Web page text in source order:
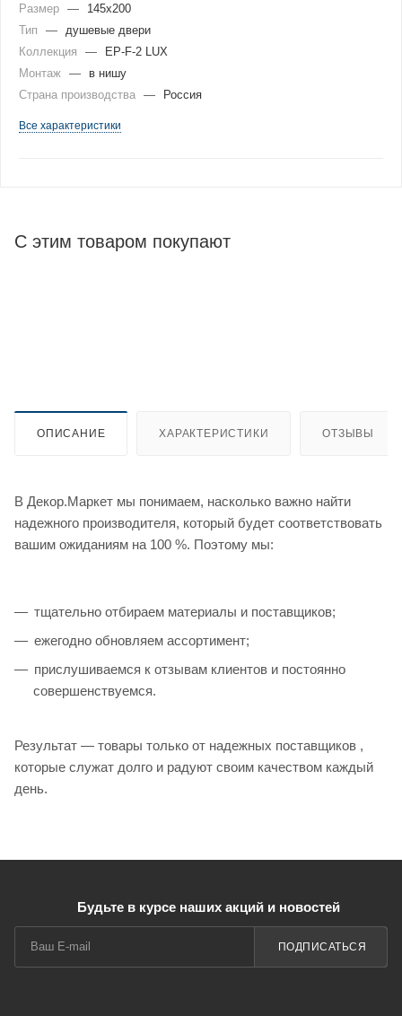
Размер —
145x200
Тип
—
душевые двери
Коллекция
—
EP-F-2 LUX
Монтаж —
в нишу
Страна производства — Россия
Все характеристики
С этим товаром покупают
ОПИСАНИЕ ХАРАКТЕРИСТИКИ ОТЗЫВЫ
В Декор.Маркет мы понимаем, насколько важно найти
надежного производителя, который будет соответствовать
вашим ожиданиям на 100 %. Поэтому мы:
тщательно отбираем материалы и поставщиков;
ежегодно обновляем ассортимент;
прислушиваемся к отзывам клиентов и постоянно
совершенствуемся.
Результат — товары только от надежных поставщиков ,
которые служат долго и радуют своим качеством каждый
день.
Будьте в курсе наших акций и новостей
ПОДПИСАТЬСЯ